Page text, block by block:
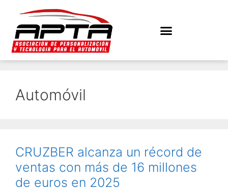
Automóvil
CRUZBER alcanza un récord de
ventas con más de 16 millones
de euros en 2025